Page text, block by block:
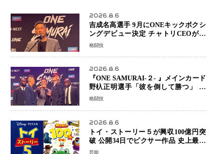
2026.8.6
吉成名高選手 9月にONEキックボクシ
ングデビュー決定 チャトリCEOがサ
プライズ発表 2カ月連続参戦へ
格闘技
2026.8.6
『ONE SAMURAI-２- 』メインカード
野杁正明選手「彼を倒して勝つ」 リ
ウ・メンヤンとの因縁に決着へ 再起
初戦
格闘技
2026.8.6
トイ・ストーリー５が興収100億円突
破 公開34日でピクサー作品 史上最速
日本歴代シリーズ最高更新も目前
芸能